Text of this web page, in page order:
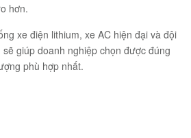
hơn.
xe điện lithium, xe AC hiện đại và đội
giúp doanh nghiệp chọn được đúng
phù hợp nhất.